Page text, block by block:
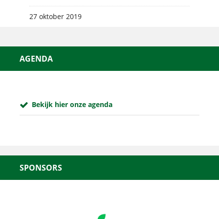
27 oktober 2019
AGENDA
Bekijk hier onze agenda
SPONSORS